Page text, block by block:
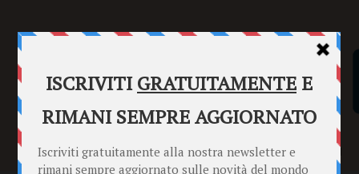
SENTENZE FORMULARI PUNTO INFORMAZIONI